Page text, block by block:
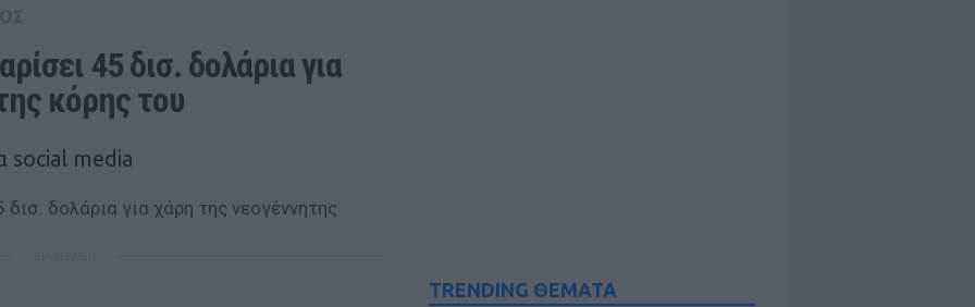
TRENDING ΘΕΜΑΤΑ
45 δισ. δολάρια για
κόρης του
social media